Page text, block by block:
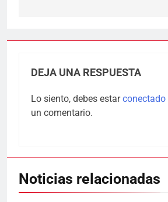
DEJA UNA RESPUESTA
Lo siento, debes estarconectado
un comentario.
Noticias relacionadas